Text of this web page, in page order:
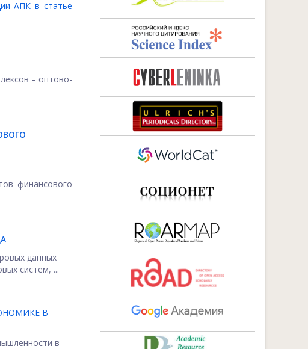
АПК в статье
– оптово-
финансового
данных
систем, ...
В
в